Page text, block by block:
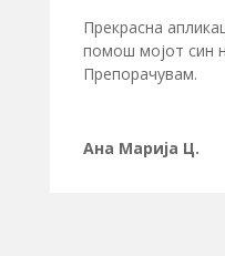
Прекрасна
помош мојот син
Препорачувам.
Ана Марија Ц.